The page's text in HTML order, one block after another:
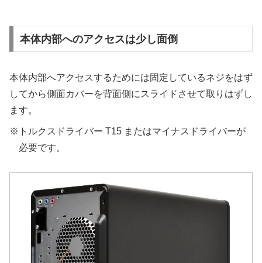
本体内部へのアクセスは少し面倒
本体内部へアクセスするためには固定しているネジをはず
してから側面カバーを背面側にスライドさせて取りはずし
ます。
※トルクスドライバー T15 またはマイナスドライバーが
必要です。